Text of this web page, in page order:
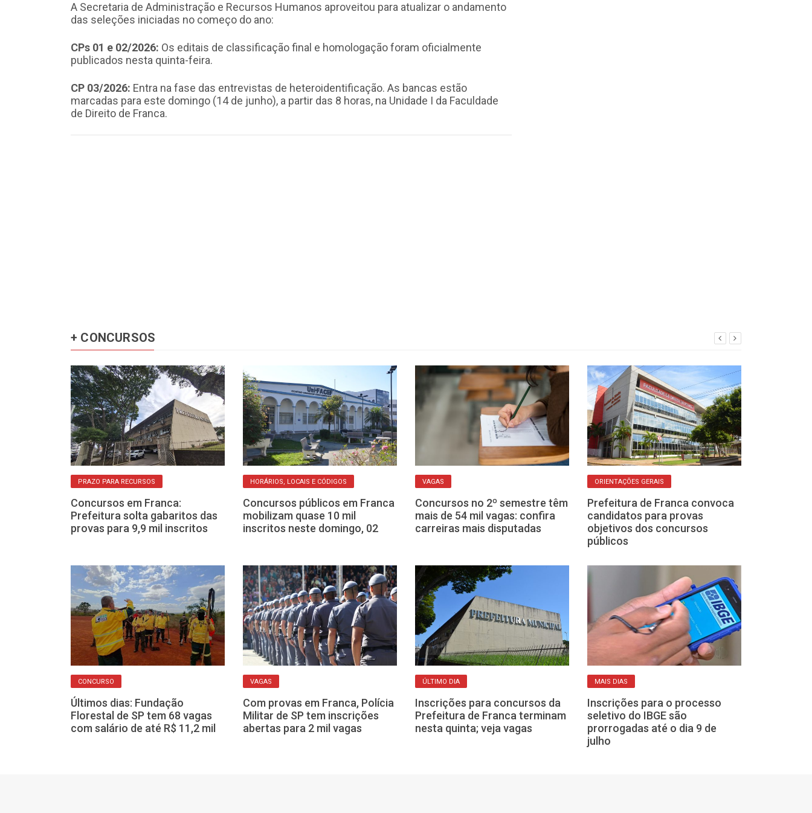
A Secretaria de Administração e Recursos Humanos aproveitou para atualizar o andamento
das seleções iniciadas no começo do ano:
CPs 01 e 02/2026: Os editais de classificação final e homologação foram oficialmente
publicados nesta quinta-feira.
CP 03/2026: Entra na fase das entrevistas de heteroidentificação. As bancas estão
marcadas para este domingo (14 de junho), a partir das 8 horas, na Unidade I da Faculdade
de Direito de Franca.
+ CONCURSOS
PRAZO PARA RECURSOS
Concursos em Franca:
Prefeitura solta gabaritos das
provas para 9,9 mil inscritos
HORÁRIOS, LOCAIS E CÓDIGOS
Concursos públicos em Franca
mobilizam quase 10 mil
inscritos neste domingo, 02
VAGAS
Concursos no 2º semestre têm
mais de 54 mil vagas: confira
carreiras mais disputadas
ORIENTAÇÕES GERAIS
Prefeitura de Franca convoca
candidatos para provas
objetivos dos concursos
públicos
CONCURSO
Últimos dias: Fundação
Florestal de SP tem 68 vagas
com salário de até R$ 11,2 mil
VAGAS
Com provas em Franca, Polícia
Militar de SP tem inscrições
abertas para 2 mil vagas
ÚLTIMO DIA
Inscrições para concursos da
Prefeitura de Franca terminam
nesta quinta; veja vagas
MAIS DIAS
Inscrições para o processo
seletivo do IBGE são
prorrogadas até o dia 9 de
julho